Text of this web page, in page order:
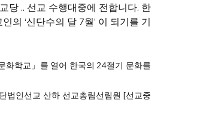
당 .. 선교 수행대중에 전합니다. 한
의 ‘신단수의 달 7월’ 이 되기를 기
학교」를 열어 한국의 24절기 문화를
법인선교 산하 선교총림선림원 [선교중